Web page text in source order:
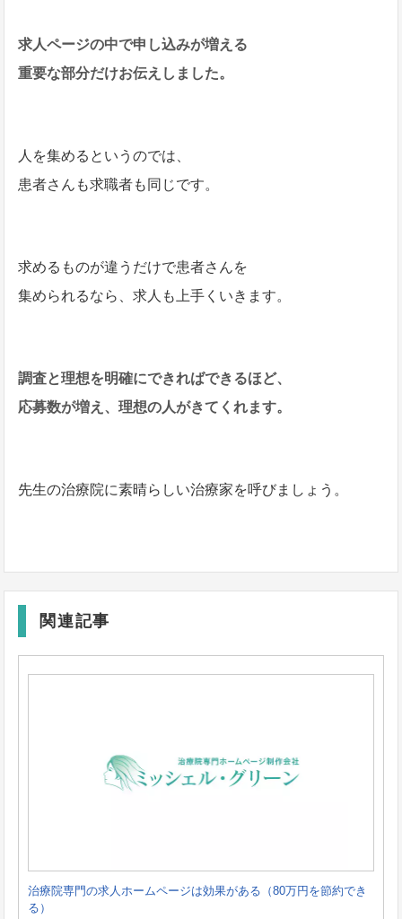
求人ページの中で申し込みが増える
重要な部分だけお伝えしました。
人を集めるというのでは、
患者さんも求職者も同じです。
求めるものが違うだけで患者さんを
集められるなら、求人も上手くいきます。
調査と理想を明確にできればできるほど、
応募数が増え、理想の人がきてくれます。
先生の治療院に素晴らしい治療家を呼びましょう。
関連記事
治療院専門の求人ホームページは効果がある（80万円を節約でき
る）